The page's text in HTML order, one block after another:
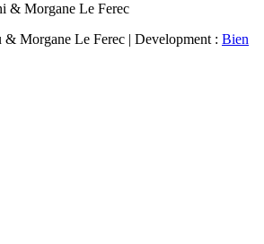
& Morgane Le Ferec
& Morgane Le Ferec | Development : Bien